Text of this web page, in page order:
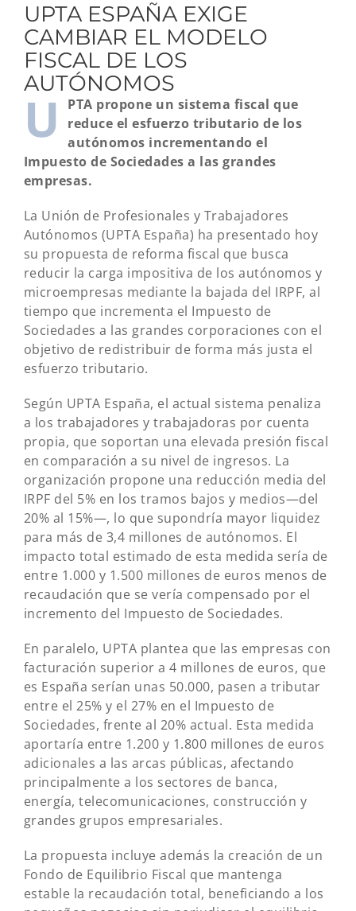
UPTA ESPAÑA EXIGE
CAMBIAR EL MODELO
FISCAL DE LOS
AUTÓNOMOS
U PTA propone un sistema fiscal que
reduce el esfuerzo tributario de los
autónomos incrementando el
Impuesto de Sociedades a las grandes
empresas.
La Unión de Profesionales y Trabajadores
Autónomos (UPTA España) ha presentado hoy
su propuesta de reforma fiscal que busca
reducir la carga impositiva de los autónomos y
microempresas mediante la bajada del IRPF, al
tiempo que incrementa el Impuesto de
Sociedades a las grandes corporaciones con el
objetivo de redistribuir de forma más justa el
esfuerzo tributario.
Según UPTA España, el actual sistema penaliza
a los trabajadores y trabajadoras por cuenta
propia, que soportan una elevada presión fiscal
en comparación a su nivel de ingresos. La
organización propone una reducción media del
IRPF del 5% en los tramos bajos y medios—del
20% al 15%—, lo que supondría mayor liquidez
para más de 3,4 millones de autónomos. El
impacto total estimado de esta medida sería de
entre 1.000 y 1.500 millones de euros menos de
recaudación que se vería compensado por el
incremento del Impuesto de Sociedades.
En paralelo, UPTA plantea que las empresas con
facturación superior a 4 millones de euros, que
es España serían unas 50.000, pasen a tributar
entre el 25% y el 27% en el Impuesto de
Sociedades, frente al 20% actual. Esta medida
aportaría entre 1.200 y 1.800 millones de euros
adicionales a las arcas públicas, afectando
principalmente a los sectores de banca,
energía, telecomunicaciones, construcción y
grandes grupos empresariales.
La propuesta incluye además la creación de un
Fondo de Equilibrio Fiscal que mantenga
estable la recaudación total, beneficiando a los